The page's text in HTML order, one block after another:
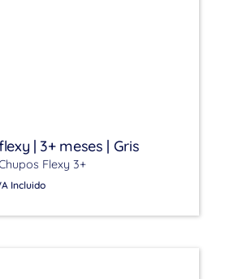
| 3+ meses | Gris
Flexy 3+
Incluido